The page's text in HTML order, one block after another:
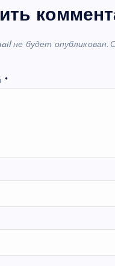
не будет опубликован.
*